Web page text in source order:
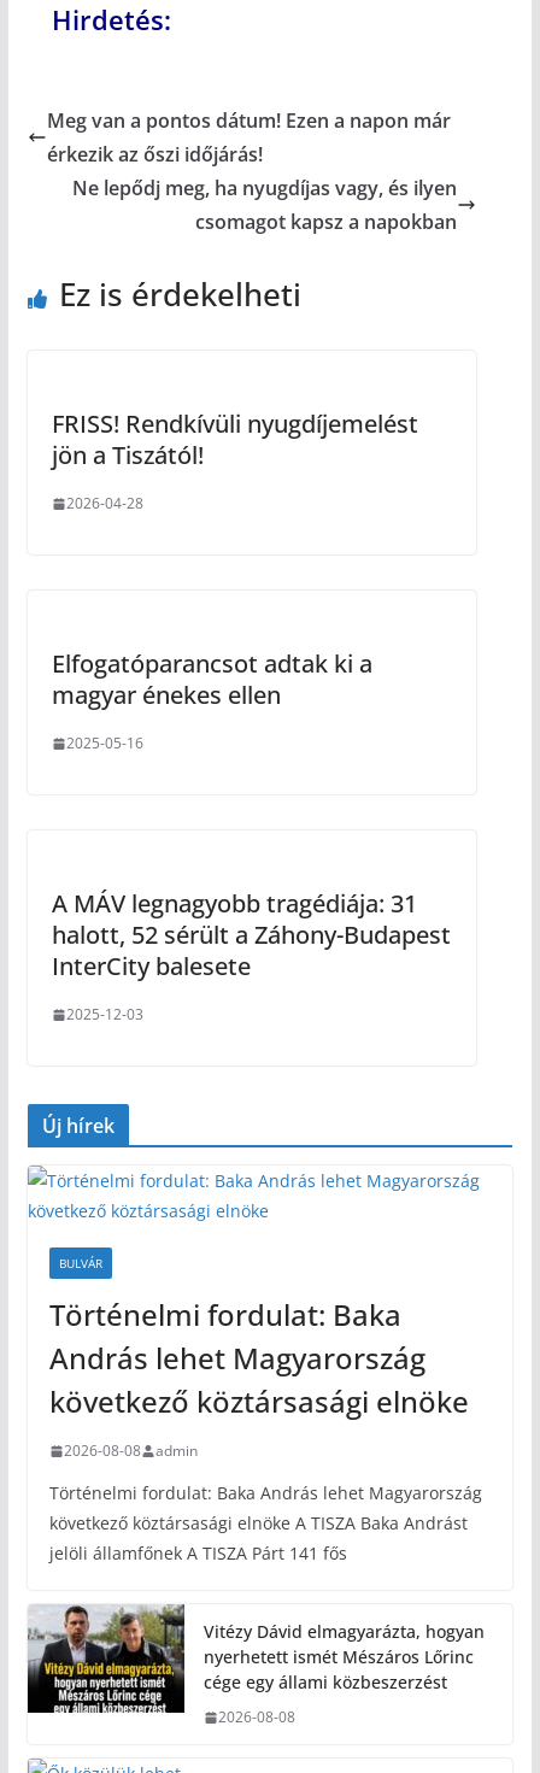
Hirdetés:
Meg van a pontos dátum! Ezen a napon már
érkezik az őszi időjárás!
Ne lepődj meg, ha nyugdíjas vagy, és ilyen
csomagot kapsz a napokban
Ez is érdekelheti
FRISS! Rendkívüli nyugdíjemelést
jön a Tiszától!
2026-04-28
Elfogatóparancsot adtak ki a
magyar énekes ellen
2025-05-16
A MÁV legnagyobb tragédiája: 31
halott, 52 sérült a Záhony-Budapest
InterCity balesete
2025-12-03
Új hírek
BULVÁR
Történelmi fordulat: Baka
András lehet Magyarország
következő köztársasági elnöke
2026-08-08 admin
Történelmi fordulat: Baka András lehet Magyarország
következő köztársasági elnöke A TISZA Baka Andrást
jelöli államfőnek A TISZA Párt 141 fős
Vitézy Dávid elmagyarázta, hogyan
nyerhetett ismét Mészáros Lőrinc
cége egy állami közbeszerzést
2026-08-08